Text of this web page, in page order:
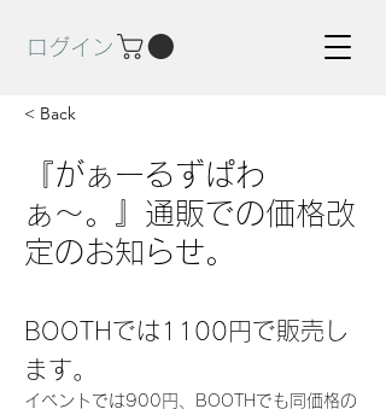
ログイン
BOOTHでは1100円で販売し
ます。
イベントでは900円、BOOTHでも同価格の
< Back
『がぁーるずぱわ
ぁ〜。』通販での価格改
定のお知らせ。